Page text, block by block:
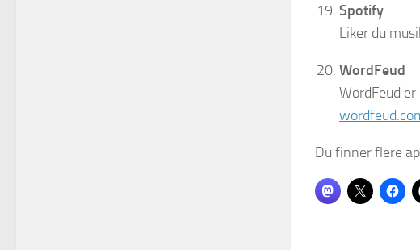
Spotify
Liker du
WordFeud
WordFeud
Du finner flere